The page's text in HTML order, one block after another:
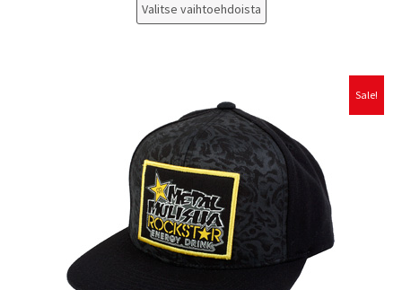
Valitse vaihtoehdoista
Sale!